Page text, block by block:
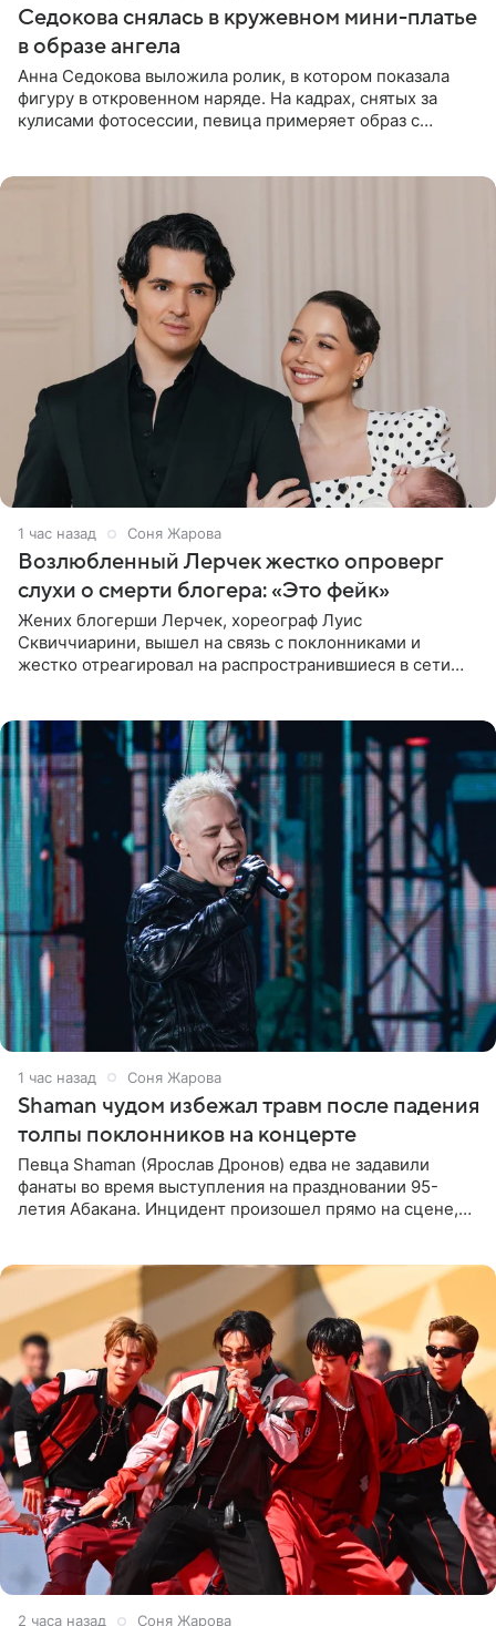
Седокова снялась в кружевном мини-платье
в образе ангела
Анна Седокова выложила ролик, в котором показала
фигуру в откровенном наряде. На кадрах, снятых за
кулисами фотосессии, певица примеряет образ с
1 час назад Соня Жарова
Возлюбленный Лерчек жестко опроверг
слухи о смерти блогера: «Это фейк»
Жених блогерши Лерчек, хореограф Луис
Сквиччиарини, вышел на связь с поклонниками и
жестко отреагировал на распространившиеся в сети
1 час назад Соня Жарова
Shaman чудом избежал травм после падения
толпы поклонников на концерте
Певца Shaman (Ярослав Дронов) едва не задавили
фанаты во время выступления на праздновании 95-
летия Абакана. Инцидент произошел прямо на сцене,
2 часа назад Соня Жарова